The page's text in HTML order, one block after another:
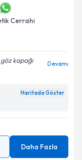
Cerrahi
kapağı
Devamı
Haritada Göster
Daha Fazla